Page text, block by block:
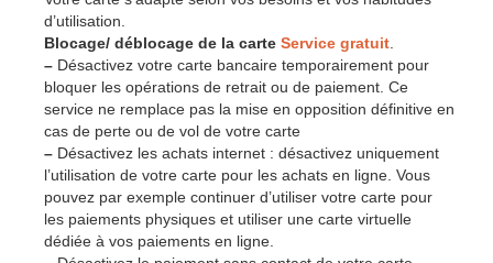
d’utilisation.
Blocage/ déblocage de la carte Service gratuit
– Désactivez votre carte bancaire temporairement pour
bloquer les opérations de retrait ou de paiement. Ce
service ne remplace pas la mise en opposition définitive en
cas de perte ou de vol de votre carte
– Désactivez les achats internet : désactivez uniquement
l’utilisation de votre carte pour les achats en ligne. Vous
pouvez par exemple continuer d’utiliser votre carte pour
les paiements physiques et utiliser une carte virtuelle
dédiée à vos paiements en ligne.